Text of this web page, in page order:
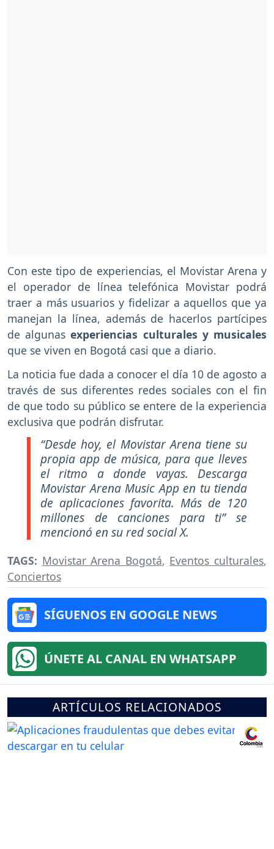
Con este tipo de experiencias, el Movistar Arena y
el operador de línea telefónica Movistar podrá
traer a más usuarios y fidelizar a aquellos que ya
manejan la línea, además de hacerlos partícipes
de algunasexperiencias culturales y musicales
que se viven en Bogotá casi que a diario.
La noticia fue dada a conocer el día 10 de agosto a
través de sus diferentes redes sociales con el fin
de que todo su público se entere de la experiencia
exclusiva que podrán disfrutar.
“Desde hoy, el Movistar Arena tiene su
propia app de música, para que lleves
el ritmo a donde vayas. Descarga
Movistar Arena Music App en tu tienda
de aplicaciones favorita. Más de 120
millones de canciones para ti” se
mencionó en su red social X.
TAGS: Movistar Arena Bogotá, Eventos culturales,
Conciertos
SÍGUENOS EN GOOGLE NEWS
ÚNETE AL CANAL EN WHATSAPP
ARTÍCULOS RELACIONADOS